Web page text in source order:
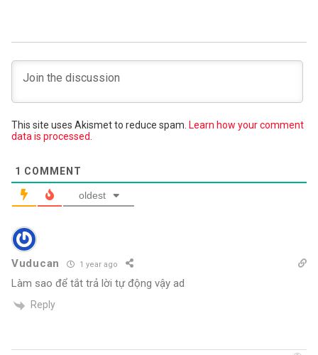
This site uses Akismet to reduce spam. Learn how your comment
data is processed.
1 COMMENT
oldest
Vuducan 1 year ago
Làm sao để tắt trả lời tự động vậy ad
Reply